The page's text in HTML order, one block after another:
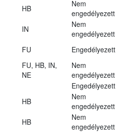
HB
Nem
engedélyezett
IN
Nem
engedélyezett
FU Engedélyezett
FU, HB, IN,
NE
Nem
engedélyezett
Engedélyezett
HB
Nem
engedélyezett
HB
Nem
engedélyezett